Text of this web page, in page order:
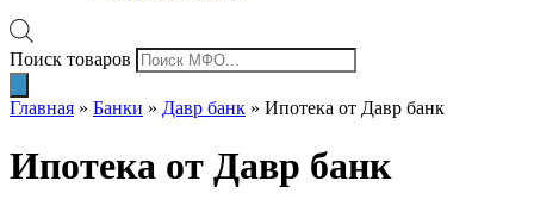
Поиск товаров
Главная » Банки » Давр банк » Ипотека от Давр банк
Ипотека от Давр банк